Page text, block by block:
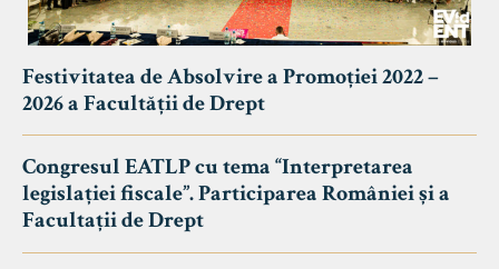
Festivitatea de Absolvire a Promoției 2022 –
2026 a Facultății de Drept
Congresul EATLP cu tema “Interpretarea
legislației fiscale”. Participarea României și a
Facultații de Drept